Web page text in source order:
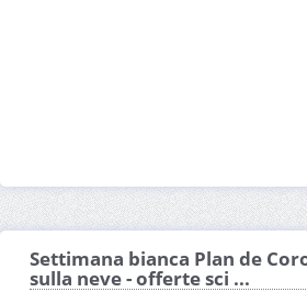
Settimana bianca Plan de
sulla neve - offerte sci ...